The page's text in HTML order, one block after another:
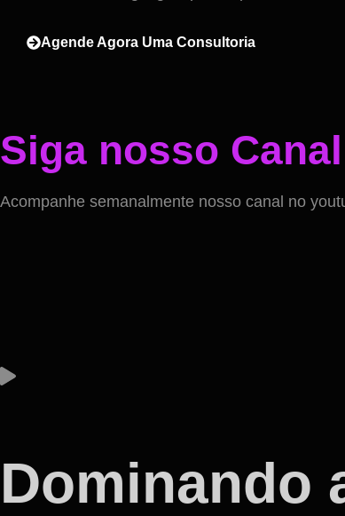
Agende Agora Uma Consultoria
Siga nosso Canal
Acompanhe semanalmente nosso canal no
Dominando